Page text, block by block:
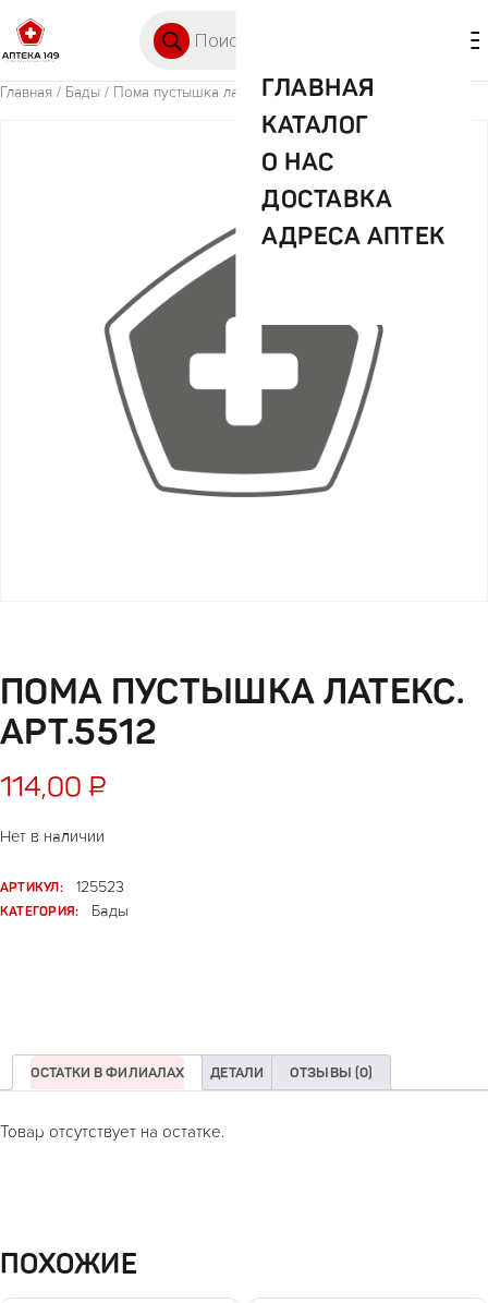
ГЛАВНАЯ
КАТАЛОГ
О НАС
ДОСТАВКА
АДРЕСА АПТЕК
Главная / Бады / Пома пустышка латекс. арт.5512
ПОМА ПУСТЫШКА ЛАТЕКС.
АРТ.5512
114,00 ₽
Нет в наличии
АРТИКУЛ:
125523
КАТЕГОРИЯ:
Бады
ОСТАТКИ В ФИЛИАЛАХ ДЕТАЛИ ОТЗЫВЫ (0)
Товар отсутствует на остатке.
ПОХОЖИЕ